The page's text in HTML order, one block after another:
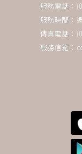
服務電話：
服務時間：
傳真電話：
服務信箱：